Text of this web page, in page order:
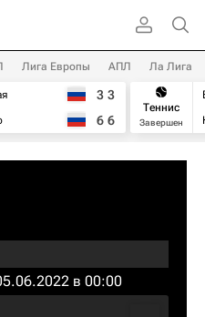
Лига Европы АПЛ Ла Лига
3 3
6 6
Теннис
Завершен
в 00:00